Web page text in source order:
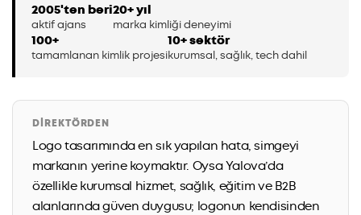
2005'ten beri
aktif ajans
20+ yıl
marka kimliği deneyimi
100+
tamamlanan kimlik projesi
10+ sektör
kurumsal, sağlık, tech dahil
DIREKTÖRDEN
Logo tasarımında en sık yapılan hata, simgeyi
markanın yerine koymaktır. Oysa Yalova’da
özellikle kurumsal hizmet, sağlık, eğitim ve B2B
alanlarında güven duygusu; logonun kendisinden